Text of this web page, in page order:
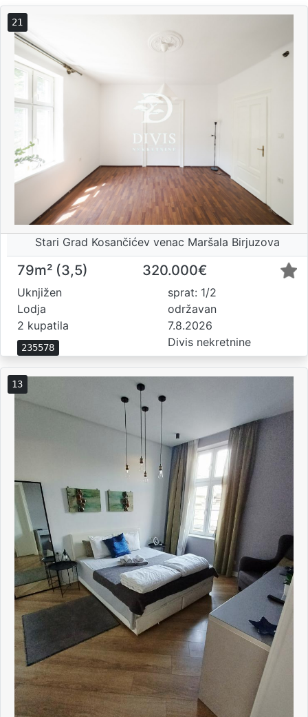
21
Stari Grad Kosančićev venac Maršala Birjuzova
79m² (3,5) 320.000€
Uknjižen
Lodja
2 kupatila
235578
sprat: 1/2
održavan
7.8.2026
Divis nekretnine
13